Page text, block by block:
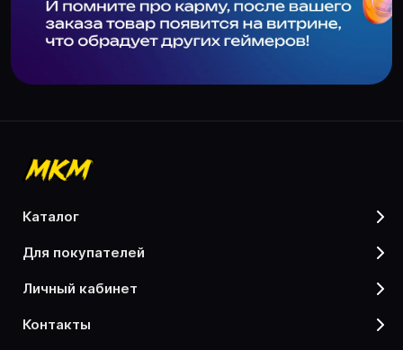
каталог
для покупателей
личный кабинет
контакты